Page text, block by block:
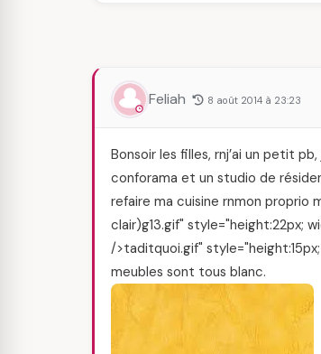
Feliah 8 août 2014 à 23:23
Bonsoir les filles, rnj’ai un petit
conforama et un studio de
refaire ma cuisine rnmon proprio
clair)g13.gif" style="height:22px;
/>taditquoi.gif"
meubles sont tous blanc.